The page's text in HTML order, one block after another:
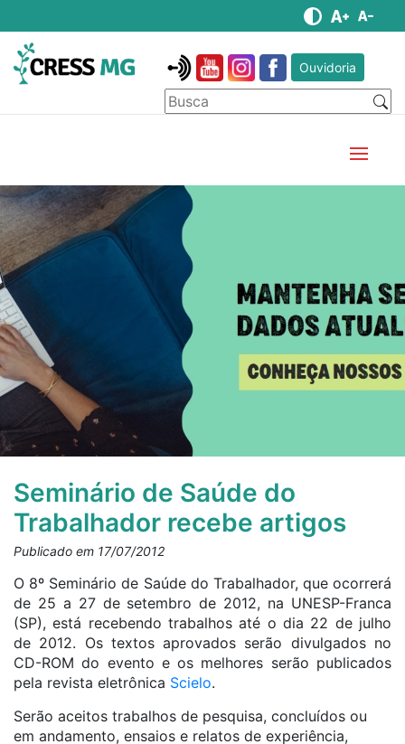
Ouvidoria
Seminário de Saúde do
Trabalhador recebe artigos
Publicado em 17/07/2012
O 8º Seminário de Saúde do Trabalhador, que ocorrerá
de 25 a 27 de setembro de 2012, na UNESP-Franca
(SP), está recebendo trabalhos até o dia 22 de julho
de 2012. Os textos aprovados serão divulgados no
CD-ROM do evento e os melhores serão publicados
pela revista eletrônica Scielo.
Serão aceitos trabalhos de pesquisa, concluídos ou
em andamento, ensaios e relatos de experiência,